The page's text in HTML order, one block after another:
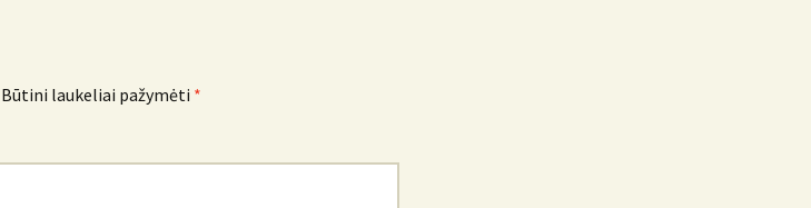
Būtini laukeliai pažymėti *